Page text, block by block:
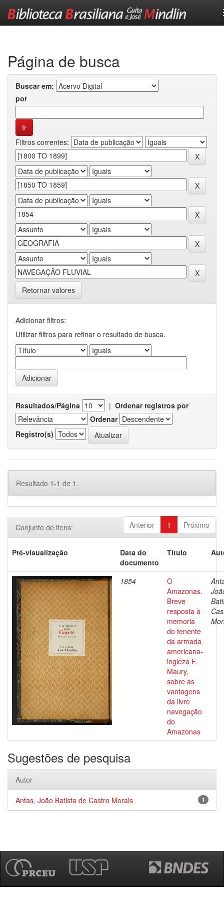
Página de busca
Buscar em:
por
Filtros correntes:
Retornar valores
Adicionar filtros:
Utilizar filtros para refinar o resultado de busca.
Resultados/Página | Ordenar registros por
Ordenar
Registro(s)
Resultado 1-1 de 1.
Anterior 1 Próximo
Conjunto de itens:
Pré-visualização
Data do
documento
Título
1854
O
Amazonas.
Breve
resposta à
memoria
do tenente
da armada
americana-
ingleza F.
Maury,
sobre as
vantagens
da livre
navegação
do
Amazonas
Sugestões de pesquisa
Autor
1
Antas, João Batista de Castro Morais